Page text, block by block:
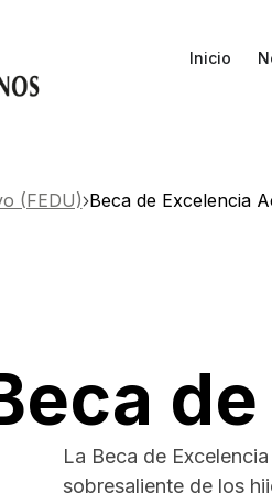
Inicio
(FEDU) Beca de Excelencia
La Beca de
sobresaliente de los